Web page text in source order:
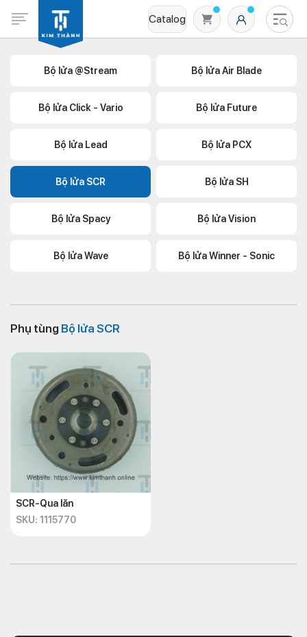
Catalog
Không có sản phẩm nào trong giỏ hàng
Bộ lửa @Stream Bộ lửa Air Blade
Bộ lửa Click - Vario Bộ lửa Future
Bộ lửa Lead Bộ lửa PCX
Bộ lửa SCR Bộ lửa SH
Bộ lửa Spacy Bộ lửa Vision
Bộ lửa Wave Bộ lửa Winner - Sonic
Phụ tùng Bộ lửa SCR
SCR-Qua lăn
SKU: 1115770